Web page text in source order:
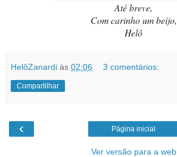
Até breve,
Com carinho um beijo,
Helô
HelôZanardi às 02:06 3 comentários:
Compartilhar
‹ Página inicial
Ver versão para a web